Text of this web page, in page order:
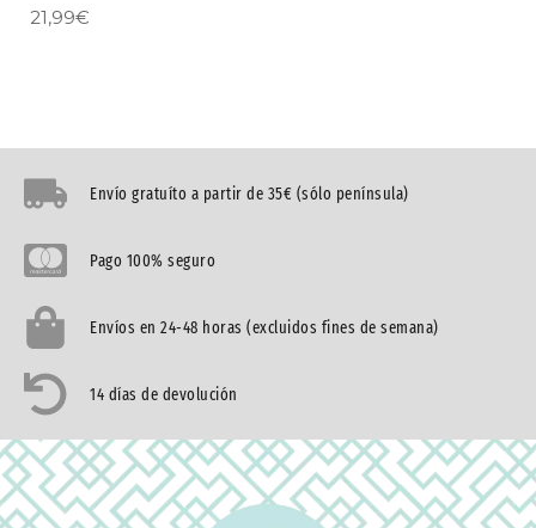
21,99€
Envío gratuíto a partir de 35€ (sólo península)
Pago 100% seguro
Envíos en 24-48 horas (excluidos fines de semana)
14 días de devolución